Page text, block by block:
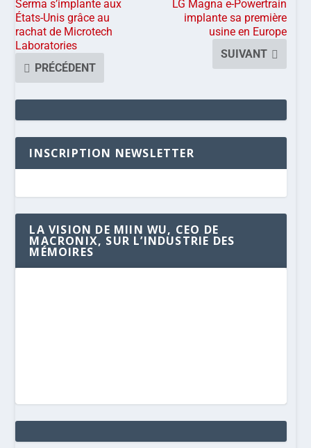
Serma s’implante aux
États-Unis grâce au
rachat de Microtech
Laboratories
PRÉCÉDENT
LG Magna e-Powertrain
implante sa première
usine en Europe
SUIVANT
INSCRIPTION NEWSLETTER
LA VISION DE MIIN WU, CEO DE
MACRONIX, SUR L’INDUSTRIE DES
MÉMOIRES